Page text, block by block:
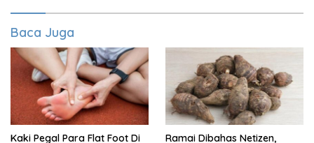
Baca Juga
Kaki Pegal Para Flat Foot Di Ramai Dibahas Netizen,